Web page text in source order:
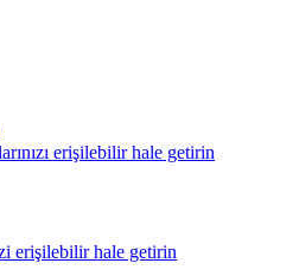
erişilebilir hale getirin
erişilebilir hale getirin